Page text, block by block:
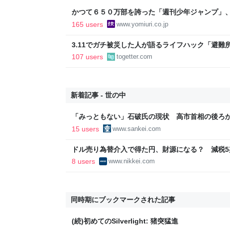
かつて６５０万部を誇った「週刊少年ジャンプ」
割れ…国内の紙雑誌で「１００万部超」ゼロに
165 users www.yomiuri.co.jp
3.11でガチ被災した人が語るライフハック「避難
持ってますか？』と言われてもYESと答えちゃダ
107 users togetter.com
新着記事 - 世の中
「みっともない」石破氏の現状 高市首相の後
格はあるか 阿比留瑠比の極言御免
15 users www.sankei.com
ドル売り為替介入で得た円、財源になる？ 減税
済新聞
8 users www.nikkei.com
同時期にブックマークされた記事
(続)初めてのSilverlight: 猪突猛進